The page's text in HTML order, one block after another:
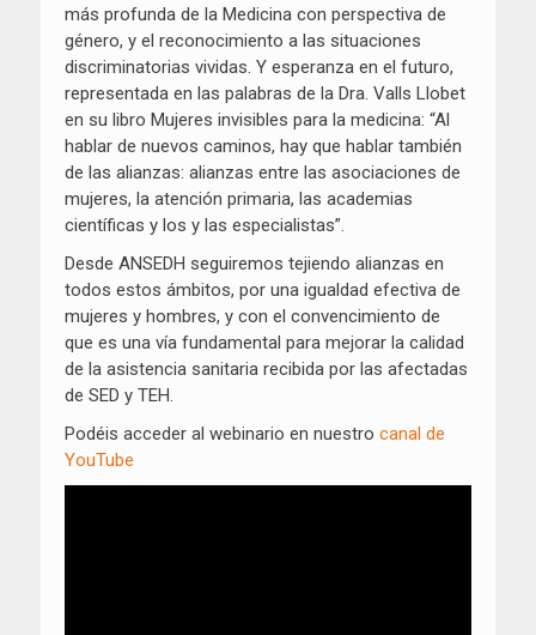
más profunda de la Medicina con perspectiva de
género, y el reconocimiento a las situaciones
discriminatorias vividas. Y esperanza en el futuro,
representada en las palabras de la Dra. Valls Llobet
en su libro Mujeres invisibles para la medicina: “Al
hablar de nuevos caminos, hay que hablar también
de las alianzas: alianzas entre las asociaciones de
mujeres, la atención primaria, las academias
científicas y los y las especialistas”.
Desde ANSEDH seguiremos tejiendo alianzas en
todos estos ámbitos, por una igualdad efectiva de
mujeres y hombres, y con el convencimiento de
que es una vía fundamental para mejorar la calidad
de la asistencia sanitaria recibida por las afectadas
de SED y TEH.
Podéis acceder al webinario en nuestro canal de
YouTube